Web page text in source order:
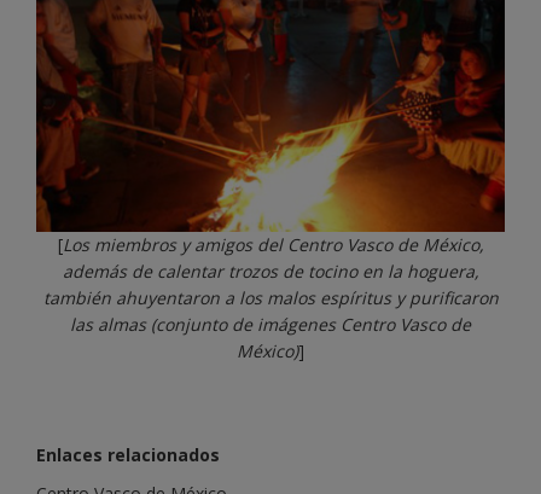
[Los miembros y amigos del Centro Vasco de México,
además de calentar trozos de tocino en la hoguera,
también ahuyentaron a los malos espíritus y purificaron
las almas (conjunto de imágenes Centro Vasco de
México)]
Enlaces relacionados